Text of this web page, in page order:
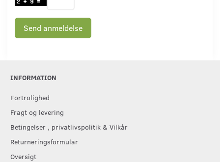
Send anmeldelse
INFORMATION
Fortrolighed
Fragt og levering
Betingelser , privatlivspolitik & Vilkår
Returneringsformular
Oversigt